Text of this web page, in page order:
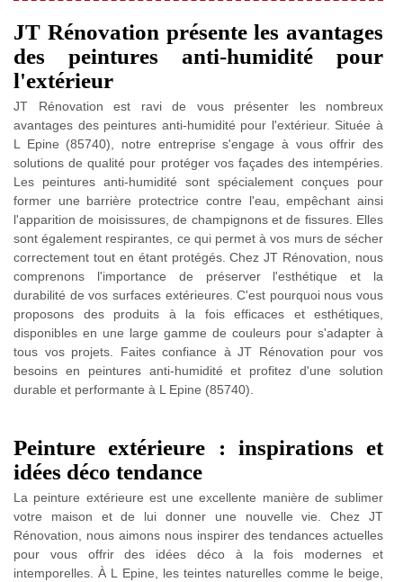
JT Rénovation présente les avantages
des peintures anti-humidité pour
l'extérieur
JT Rénovation est ravi de vous présenter les nombreux
avantages des peintures anti-humidité pour l'extérieur. Située à
L Epine (85740), notre entreprise s'engage à vous offrir des
solutions de qualité pour protéger vos façades des intempéries.
Les peintures anti-humidité sont spécialement conçues pour
former une barrière protectrice contre l'eau, empêchant ainsi
l'apparition de moisissures, de champignons et de fissures. Elles
sont également respirantes, ce qui permet à vos murs de sécher
correctement tout en étant protégés. Chez JT Rénovation, nous
comprenons l'importance de préserver l'esthétique et la
durabilité de vos surfaces extérieures. C'est pourquoi nous vous
proposons des produits à la fois efficaces et esthétiques,
disponibles en une large gamme de couleurs pour s'adapter à
tous vos projets. Faites confiance à JT Rénovation pour vos
besoins en peintures anti-humidité et profitez d'une solution
durable et performante à L Epine (85740).
Peinture extérieure : inspirations et
idées déco tendance
La peinture extérieure est une excellente manière de sublimer
votre maison et de lui donner une nouvelle vie. Chez JT
Rénovation, nous aimons nous inspirer des tendances actuelles
pour vous offrir des idées déco à la fois modernes et
intemporelles. À L Epine, les teintes naturelles comme le beige,